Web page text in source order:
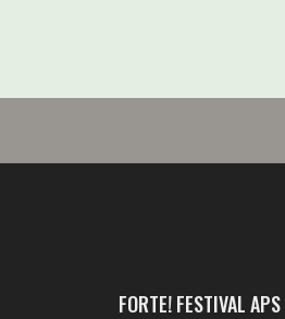
FORTE! FESTIVAL APS